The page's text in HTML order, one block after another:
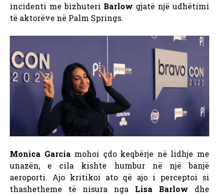
incidenti me bizhuteri Barlow gjatë një udhëtimi
të aktorëve në Palm Springs.
Monica Garcia mohoi çdo keqbërje në lidhje me
unazën, e cila kishte humbur në një banjë
aeroporti. Ajo kritikoi ato që ajo i perceptoi si
thashetheme të nisura nga Lisa Barlow dhe